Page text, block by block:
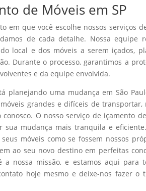
de Móveis em SP
em que você escolhe nossos serviços
de cada detalhe. Nossa equipe
local e dos móveis a serem içados,
Durante o processo, garantimos a
e da equipe envolvida.
planejando uma mudança em São
grandes e difíceis de
conosco. O nosso serviço de içamento
sua mudança mais tranquila e
móveis como se fossem nossos
ao seu novo destino em perfeitas
a nossa missão, e estamos aqui para
hoje mesmo e deixe-nos fazer o